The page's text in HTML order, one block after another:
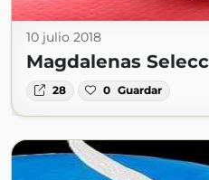
10 julio 2018
Magdalenas
28 0 Guardar